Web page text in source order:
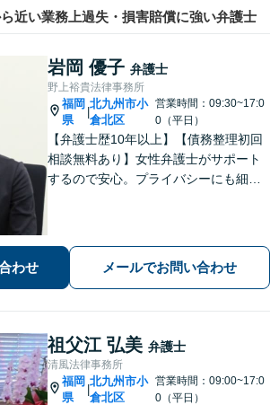
近い業務上過失・損害賠償に強い弁護士
岩岡 優子 弁護士
野上裕貴法律事務所
福岡
県
北九州市小
倉北区
営業時間：09:30~17:0
0（平日）
【弁護士歴10年以上】【債務整理初回
相談無料あり】女性弁護士がサポート
するので安心。プライバシーにも細心
い。【完全個室で相談】【駐車場あ
わせ メールでお問い合わせ
祖父江 弘美 弁護士
清風法律事務所
福岡
県
北九州市小
倉北区
営業時間：09:00~17:0
0（平日）